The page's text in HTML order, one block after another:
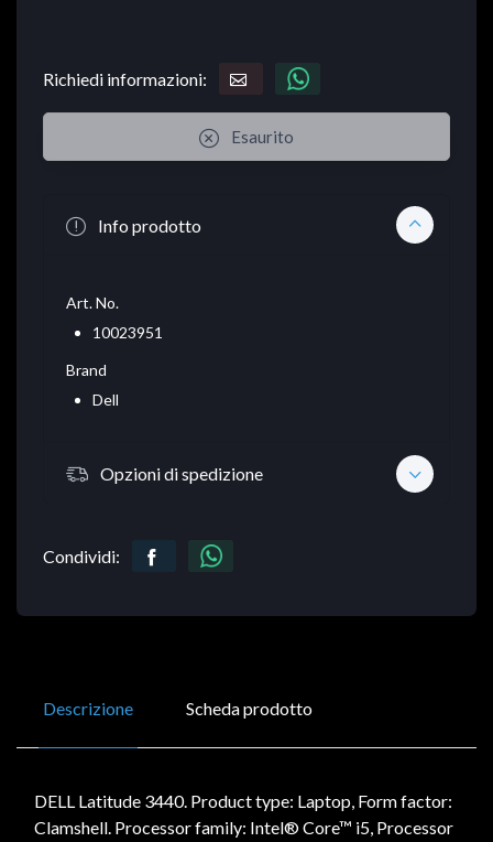
Richiedi informazioni:
Esaurito
Info prodotto
Art. No.
10023951
Brand
Dell
Opzioni di spedizione
Condividi:
Descrizione Scheda prodotto
DELL Latitude 3440. Product type: Laptop, Form factor:
Clamshell. Processor family: Intel® Core™ i5, Processor